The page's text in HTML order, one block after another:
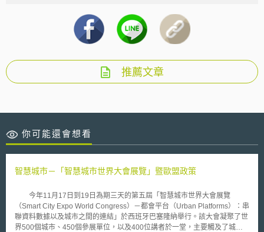
推薦文章
你可能還會想看
智慧城市－「智慧城市世界大會展覽」暨歐盟政策
今年11月17日到19日為期三天的第五屆「智慧城市世界大會展覽
（Smart City Expo World Congress）－都會平台（Urban Platforms）：串
聯資料數據以及城市之間的連結」於西班牙巴塞隆納舉行。該大會凝聚了世
界500個城市、450個參展單位，以及400位講者於一堂，主要觸及了城市